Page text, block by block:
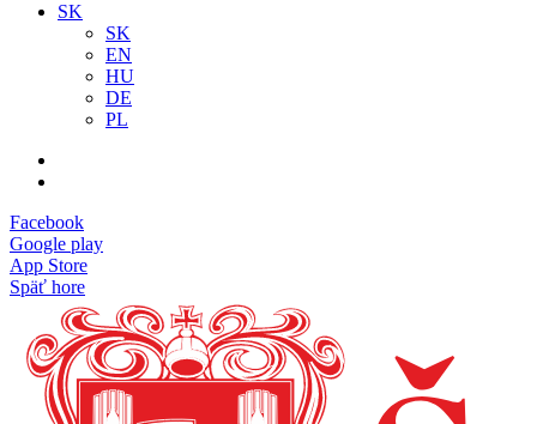
SK
SK
EN
HU
DE
PL
Facebook
Google play
App Store
Späť hore